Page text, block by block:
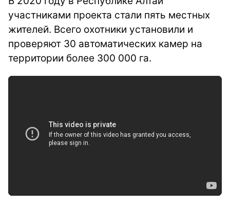
участниками проекта стали пять местных
жителей. Всего охотники установили и
проверяют 30 автоматических камер на
территории более 300 000 га.